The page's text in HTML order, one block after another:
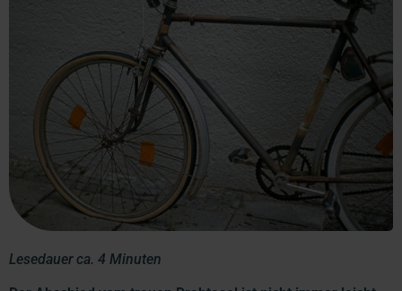
Lesedauer ca. 4 Minuten